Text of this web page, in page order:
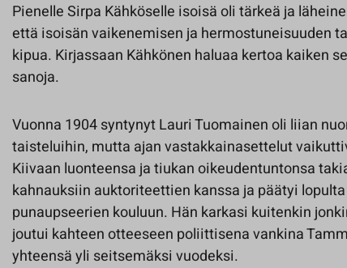
Pienelle Sirpa Kähköselle isoisä oli tärkeä ja
että isoisän vaikenemisen ja hermostuneisuuden
kipua. Kirjassaan Kähkönen haluaa kertoa kaiken
sanoja.
Vuonna 1904 syntynyt Lauri Tuomainen oli liian
taisteluihin, mutta ajan vastakkainasettelut
Kiivaan luonteensa ja tiukan oikeudentuntonsa
kahnauksiin auktoriteettien kanssa ja päätyi
punaupseerien kouluun. Hän karkasi kuitenkin
joutui kahteen otteeseen poliittisena vankina
yhteensä yli seitsemäksi vuodeksi.